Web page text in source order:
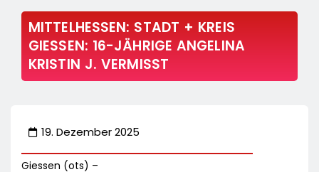
MITTELHESSEN: STADT + KREIS
GIESSEN: 16-JÄHRIGE ANGELINA
KRISTIN J. VERMISST
19. Dezember 2025
Giessen (ots) –